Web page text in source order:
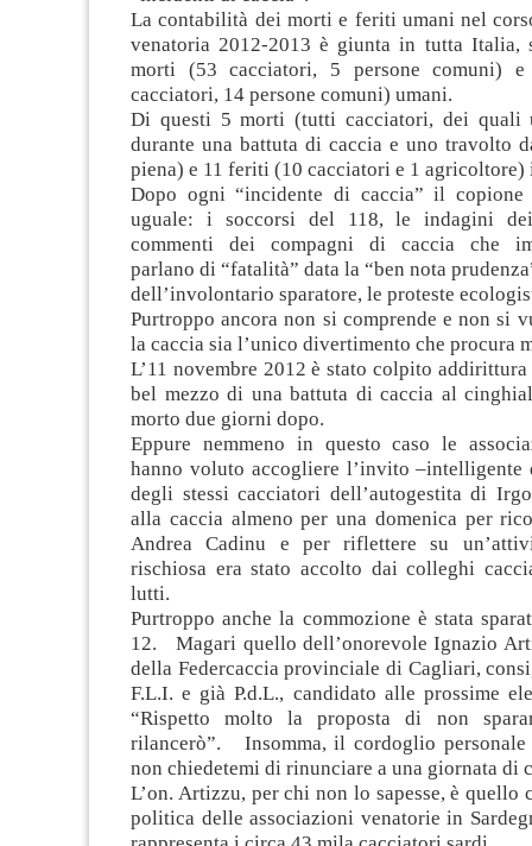
La contabilità dei morti e feriti umani nel
venatoria 2012-2013 è giunta in tutta Italia,
morti (53 cacciatori, 5 persone comuni)
cacciatori, 14 persone comuni) umani.
Di questi 5 morti (tutti cacciatori, dei quali
durante una battuta di caccia e uno travolto
piena) e 11 feriti (10 cacciatori e 1 agricoltore)
Dopo ogni “incidente di caccia” il copione
uguale: i soccorsi del 118, le indagini
commenti dei compagni di caccia che
parlano di “fatalità” data la “ben nota
dell’involontario sparatore, le proteste
Purtroppo ancora non si comprende e non si
la caccia sia l’unico divertimento che procura
L’11 novembre 2012 è stato colpito
bel mezzo di una battuta di caccia al
morto due giorni dopo.
Eppure nemmeno in questo caso le
hanno voluto accogliere l’invito –intelligente
degli stessi cacciatori dell’autogestita di
alla caccia almeno per una domenica per
Andrea Cadinu e per riflettere su
rischiosa era stato accolto dai colleghi
lutti.
Purtroppo anche la commozione è stata
12. Magari quello dell’onorevole Ignazio
della Federcaccia provinciale di Cagliari,
F.L.I. e già P.d.L., candidato alle prossime
“Rispetto molto la proposta di non
rilancerò”. Insomma, il cordoglio personale
non chiedetemi di rinunciare a una giornata di
L’on. Artizzu, per chi non lo sapesse, è quello
politica delle associazioni venatorie in